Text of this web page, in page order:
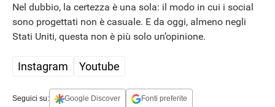
Nel dubbio, la certezza è una sola: il modo in cui i social
sono progettati non è casuale. E da oggi, almeno negli
Stati Uniti, questa non è più solo un’opinione.
Instagram Youtube
Seguici su: Google Discover Fonti preferite